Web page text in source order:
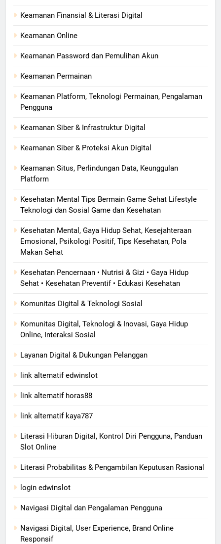
Keamanan Finansial & Literasi Digital
Keamanan Online
Keamanan Password dan Pemulihan Akun
Keamanan Permainan
Keamanan Platform, Teknologi Permainan, Pengalaman
Pengguna
Keamanan Siber & Infrastruktur Digital
Keamanan Siber & Proteksi Akun Digital
Keamanan Situs, Perlindungan Data, Keunggulan
Platform
Kesehatan Mental Tips Bermain Game Sehat Lifestyle
Teknologi dan Sosial Game dan Kesehatan
Kesehatan Mental, Gaya Hidup Sehat, Kesejahteraan
Emosional, Psikologi Positif, Tips Kesehatan, Pola
Makan Sehat
Kesehatan Pencernaan • Nutrisi & Gizi • Gaya Hidup
Sehat • Kesehatan Preventif • Edukasi Kesehatan
Komunitas Digital & Teknologi Sosial
Komunitas Digital, Teknologi & Inovasi, Gaya Hidup
Online, Interaksi Sosial
Layanan Digital & Dukungan Pelanggan
link alternatif edwinslot
link alternatif horas88
link alternatif kaya787
Literasi Hiburan Digital, Kontrol Diri Pengguna, Panduan
Slot Online
Literasi Probabilitas & Pengambilan Keputusan Rasional
login edwinslot
Navigasi Digital dan Pengalaman Pengguna
Navigasi Digital, User Experience, Brand Online
Responsif